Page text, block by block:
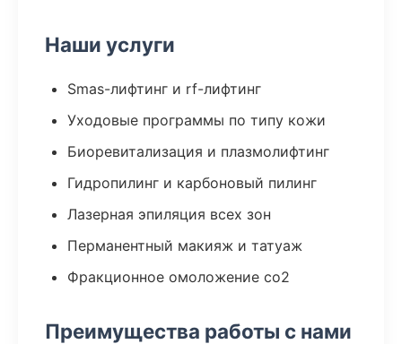
Наши услуги
Smas-лифтинг и rf-лифтинг
Уходовые программы по типу кожи
Биоревитализация и плазмолифтинг
Гидропилинг и карбоновый пилинг
Лазерная эпиляция всех зон
Перманентный макияж и татуаж
Фракционное омоложение co2
Преимущества работы с нами